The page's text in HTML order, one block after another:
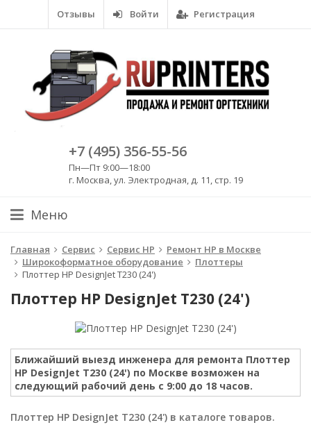
Отзывы Войти Регистрация
+7 (495) 356-55-56
Пн—Пт 9:00—18:00
г. Москва, ул. Электродная, д. 11, стр. 19
Меню
Главная Сервис Сервис HP
Ремонт HP в Москве
Широкоформатное оборудование
Плоттеры
Плоттер HP DesignJet T230 (24')
Плоттер HP DesignJet T230 (24')
Ближайший выезд инженера для ремонта Плоттер
HP DesignJet T230 (24') по Москве возможен на
следующий рабочий день с 9:00 до 18 часов.
Плоттер HP DesignJet T230 (24') в каталоге товаров.